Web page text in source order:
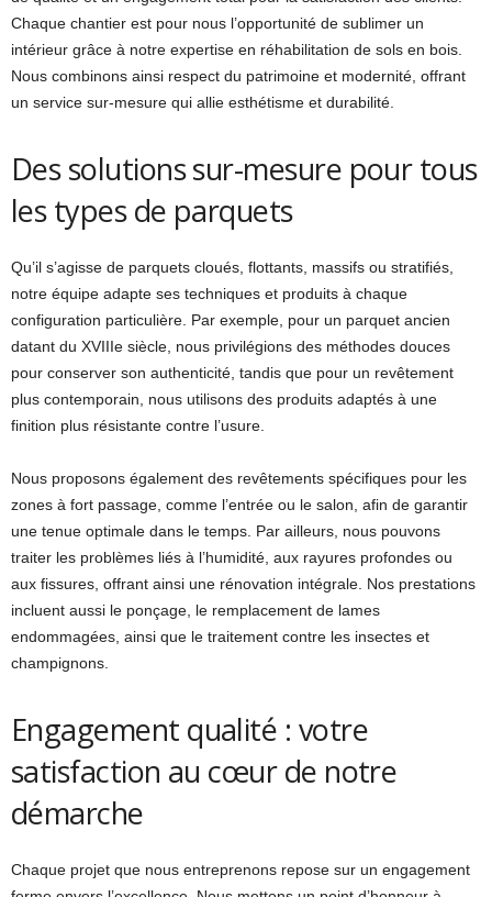
Chaque chantier est pour nous l’opportunité de sublimer un
intérieur grâce à notre expertise en réhabilitation de sols en bois.
Nous combinons ainsi respect du patrimoine et modernité, offrant
un service sur-mesure qui allie esthétisme et durabilité.
Des solutions sur-mesure pour tous
les types de parquets
Qu’il s’agisse de parquets cloués, flottants, massifs ou stratifiés,
notre équipe adapte ses techniques et produits à chaque
configuration particulière. Par exemple, pour un parquet ancien
datant du XVIIIe siècle, nous privilégions des méthodes douces
pour conserver son authenticité, tandis que pour un revêtement
plus contemporain, nous utilisons des produits adaptés à une
finition plus résistante contre l’usure.
Nous proposons également des revêtements spécifiques pour les
zones à fort passage, comme l’entrée ou le salon, afin de garantir
une tenue optimale dans le temps. Par ailleurs, nous pouvons
traiter les problèmes liés à l’humidité, aux rayures profondes ou
aux fissures, offrant ainsi une rénovation intégrale. Nos prestations
incluent aussi le ponçage, le remplacement de lames
endommagées, ainsi que le traitement contre les insectes et
champignons.
Engagement qualité : votre
satisfaction au cœur de notre
démarche
Chaque projet que nous entreprenons repose sur un engagement